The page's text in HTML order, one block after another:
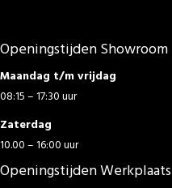
Openingstijden Showroom
Maandag t/m vrijdag
08:15 – 17:30 uur
Zaterdag
10.00 – 16:00 uur
Openingstijden Werkplaats